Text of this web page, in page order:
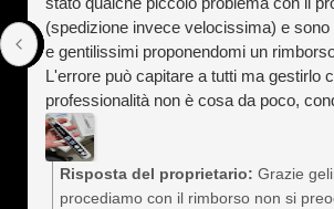
(spedizione invece velocissima) e
e gentilissimi proponendomi un
L'errore può capitare a tutti ma gestirlo
professionalità non è cosa da poco,
cliente a vita). Assolutamente consigliati
Risposta del proprietario: Grazie
procediamo con il rimborso non si